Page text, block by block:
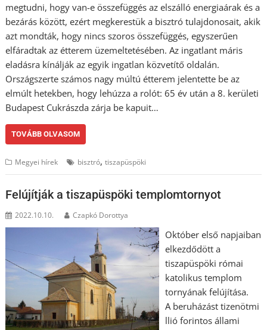
megtudni, hogy van-e összefüggés az elszálló energiaárak és a
bezárás között, ezért megkerestük a bisztró tulajdonosait, akik
azt mondták, hogy nincs szoros összefüggés, egyszerűen
elfáradtak az étterem üzemeltetésében. Az ingatlant máris
eladásra kínálják az egyik ingatlan közvetítő oldalán.
Országszerte számos nagy múltú étterem jelentette be az
elmúlt hetekben, hogy lehúzza a rolót: 65 év után a 8. kerületi
Budapest Cukrászda zárja be kapuit…
TOVÁBB OLVASOM
Megyei hírek bisztró,tiszapüspöki
Felújítják a tiszapüspöki templomtornyot
2022.10.10. Czapkó Dorottya
Október első napjaiban
elkezdődött a
tiszapüspöki római
katolikus templom
tornyának felújítása.
A beruházást tizenötmi
llió forintos állami